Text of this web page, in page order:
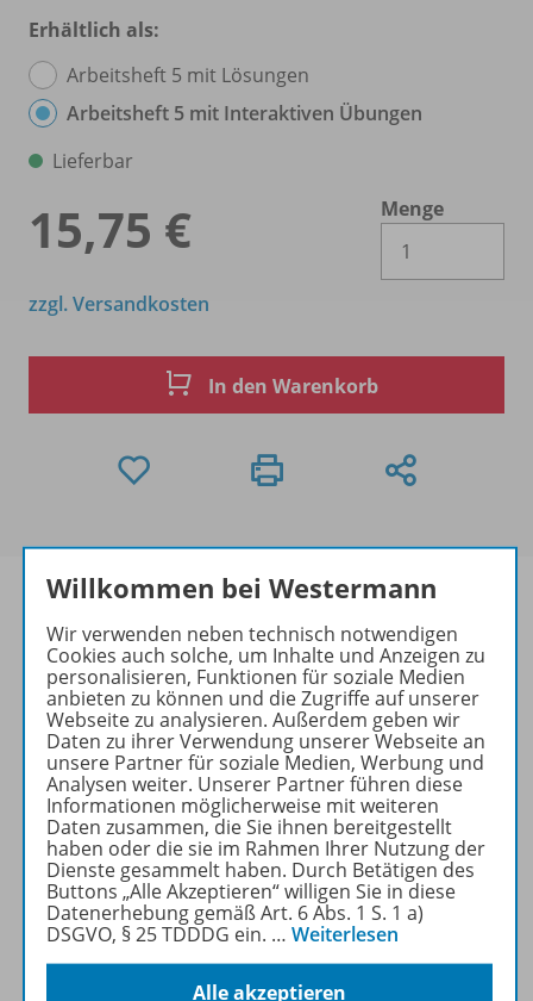
Erhältlich als:
Arbeitsheft 5 mit Lösungen
Arbeitsheft 5 mit Interaktiven Übungen
Lieferbar
15,75 €
Menge
zzgl. Versandkosten
In den Warenkorb
Produktinformationen
Beschreibung
Zugehörige Produkte
Benachrichtigungs-Service
Willkommen bei Westermann
Wir verwenden neben technisch notwendigen
Cookies auch solche, um Inhalte und Anzeigen zu
personalisieren, Funktionen für soziale Medien
anbieten zu können und die Zugriffe auf unserer
Webseite zu analysieren. Außerdem geben wir
Daten zu ihrer Verwendung unserer Webseite an
unsere Partner für soziale Medien, Werbung und
Analysen weiter. Unserer Partner führen diese
Informationen möglicherweise mit weiteren
Daten zusammen, die Sie ihnen bereitgestellt
haben oder die sie im Rahmen Ihrer Nutzung der
Dienste gesammelt haben. Durch Betätigen des
Buttons „Alle Akzeptieren“ willigen Sie in diese
Datenerhebung gemäß Art. 6 Abs. 1 S. 1 a)
DSGVO, § 25 TDDDG ein. … Weiterlesen
Alle akzeptieren